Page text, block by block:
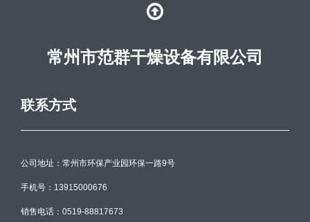
常州市范群干燥设备有限公司
联系方式
公司地址：常州市环保产业园环保一路9号
手机号：13915000676
销售电话：0519-88817673